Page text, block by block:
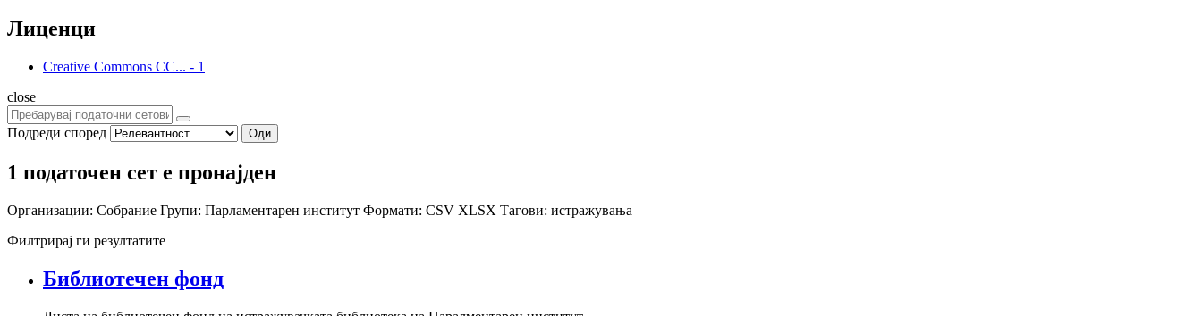
Лиценци
Creative Commons CC... - 1
close
Подреди според Оди
1 податочен сет е пронајден
Организации: Собрание Групи: Парламентарен институт Формати: CSV XLSX Тагови: истражувања
Филтрирај ги резултатите
Библиотечен фонд